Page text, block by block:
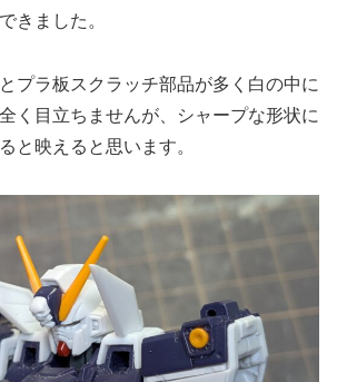
きました。
プラ板スクラッチ部品が多く白の中に
く目立ちませんが、シャープな形状に
と映えると思います。